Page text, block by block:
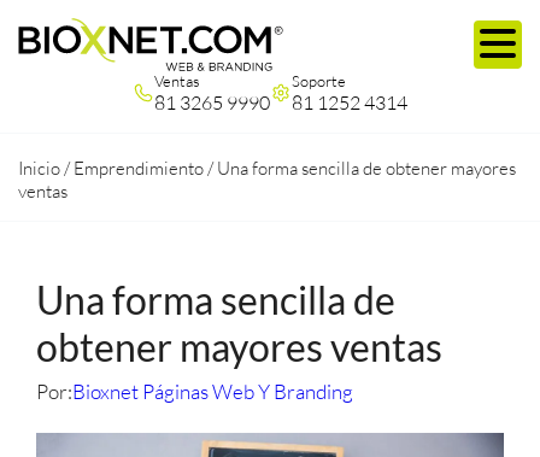
Ventas
81 3265 9990
Soporte
81 1252 4314
Inicio /Emprendimiento /Una forma sencilla de obtener mayores
ventas
Una forma sencilla de
obtener mayores ventas
Por:Bioxnet Páginas Web Y Branding